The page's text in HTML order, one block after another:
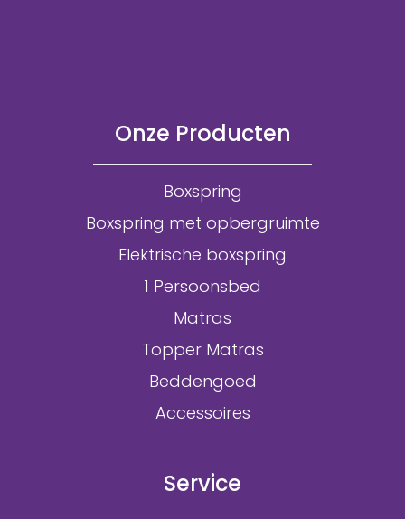
Onze Producten
Boxspring
Boxspring met opbergruimte
Elektrische boxspring
1 Persoonsbed
Matras
Topper Matras
Beddengoed
Accessoires
Service